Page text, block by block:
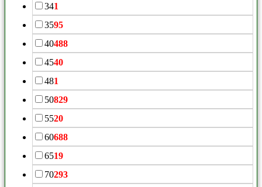
341
3595
40488
4540
481
50829
5520
60688
6519
70293